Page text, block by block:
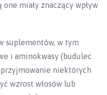
miały znaczący wpływ
suplementów, w tym
i aminokwasy (budulec
przyjmowanie niektórych
wzrost włosów lub